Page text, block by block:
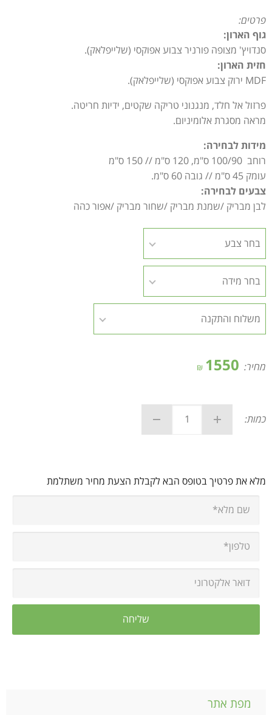
פרטים:
גוף הארון:
סנדויץ' מצופה פורניר צבוע אפוקסי (שלייפלאק).
חזית הארון:
MDF ירוק צבוע אפוקסי (שלייפלאק).
פרזול אל חלד, מנגנוני טריקה שקטים, ידיות חריטה.
מראה מסגרת אלומיניום.
מידות לבחירה:
רוחב 100/90 ס"מ, 120 ס"מ // 150 ס"מ
עומק 45 ס"מ // גובה 60 ס"מ.
צבעים לבחירה:
לבן מבריק /שמנת מבריק /שחור מבריק /אפור כהה
מחיר: 1550
₪
כמות:
מלא את פרטיך בטופס הבא לקבלת הצעת מחיר משתלמת
מפת אתר